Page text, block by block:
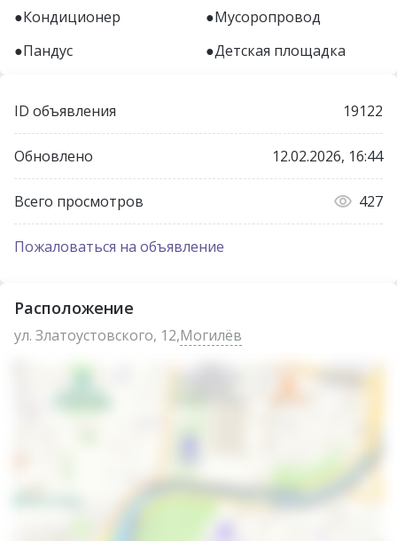
Кондиционер
Мусоропровод
Пандус
Детская площадка
Расположение
ул. Златоустовского, 12,Могилёв
ID объявления 19122
Обновлено 12.02.2026, 16:44
Всего просмотров 427
Пожаловаться на объявление